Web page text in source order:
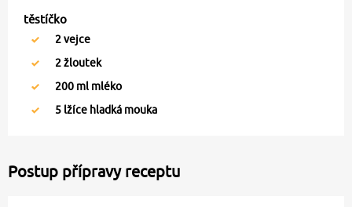
těstíčko
2vejce
2žloutek
200 ml mléko
5 lžíce hladká mouka
Postup přípravy receptu